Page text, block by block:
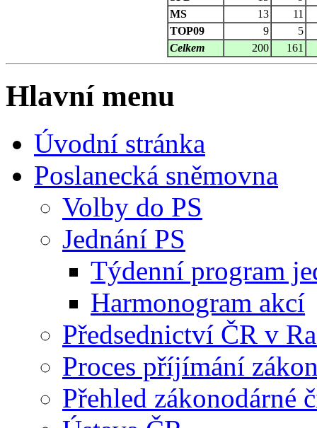
MS
13
11
TOP09
9
5
Celkem
200 161
Hlavní menu
Úvodní stránka
Poslanecká sněmovna
Volby do PS
Jednání PS
Týdenní program
Harmonogram akcí
Předsednictví ČR v
Proces příjímání
Přehled zákonodárné